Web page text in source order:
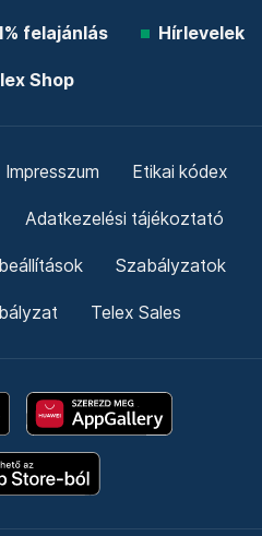
felajánlás Hírlevelek
Shop
Impresszum Etikai kódex
Adatkezelési tájékoztató
Szabályzatok
Telex Sales